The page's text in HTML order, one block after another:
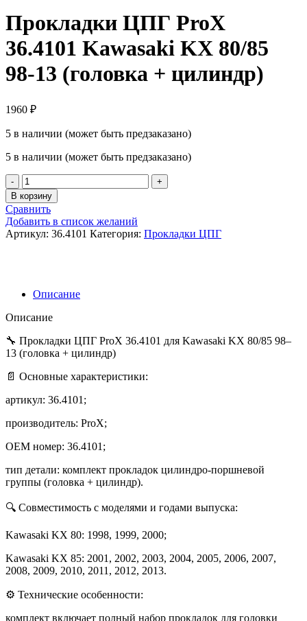
Прокладки ЦПГ ProX
36.4101 Kawasaki KX 80/85
98-13 (головка + цилиндр)
1960 ₽
5 в наличии (может быть предзаказано)
5 в наличии (может быть предзаказано)
Количество
товара
Прокладки
ЦПГ
ProX
36.4101
98-
(головка
цилиндр)
В корзину
Сравнить
Добавить в список желаний
Артикул: 36.4101 Категория: Прокладки ЦПГ
Описание
Описание
🔧 Прокладки ЦПГ ProX 36.4101 для Kawasaki KX 80/85 98–
13 (головка + цилиндр)
📄 Основные характеристики:
артикул: 36.4101;
производитель: ProX;
OEM номер: 36.4101;
тип детали: комплект прокладок цилиндро-поршневой
группы (головка + цилиндр).
🔍 Совместимость с моделями и годами выпуска:
Kawasaki KX 80: 1998, 1999, 2000;
Kawasaki KX 85: 2001, 2002, 2003, 2004, 2005, 2006, 2007,
2008, 2009, 2010, 2011, 2012, 2013.
⚙️ Технические особенности:
комплект включает полный набор прокладок для головки